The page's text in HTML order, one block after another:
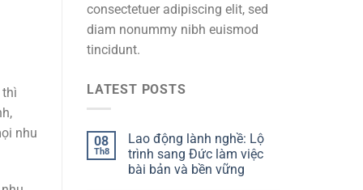
nhu
consectetuer adipiscing elit, sed
diam nonummy nibh euismod
tincidunt.
LATEST POSTS
08
Th8
Lao động lành nghề: Lộ
trình sang Đức làm việc
bài bản và bền vững